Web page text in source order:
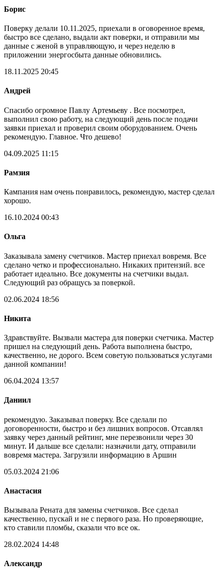
Борис
Поверку делали 10.11.2025, приехали в оговоренное время,
быстро все сделано, выдали акт поверки, и отправили мы
данные с женой в управляющую, и через неделю в
приложении энергосбыта данные обновились.
18.11.2025 20:45
Андрей
Спасибо огромное Павлу Артемьеву . Все посмотрел,
выполнил свою работу, на следующий день после подачи
заявки приехал и проверил своим оборудованием. Очень
рекомендую. Главное. Что дешево!
04.09.2025 11:15
Рамзия
Кампания нам очень понравилось, рекомендую, мастер сделал
хорошо.
16.10.2024 00:43
Ольга
Заказывала замену счетчиков. Мастер приехал вовремя. Все
сделано четко и профессионально. Никаких притензий. все
работает идеально. Все документы на счетчики выдал.
Следующий раз обращусь за поверкой.
02.06.2024 18:56
Никита
Здравствуйте. Вызвали мастера для поверки счетчика. Мастер
пришел на следующий день. Работа выполнена быстро,
качественно, не дорого. Всем советую пользоваться услугами
данной компании!
06.04.2024 13:57
Даниил
рекомендую. Заказывал поверку. Все сделали по
договоренности, быстро и без лишних вопросов. Отсавлял
заявку через данный рейтинг, мне перезвонили через 30
минут. И дальше все сделали: назначили дату, отправили
вовремя мастера. Загрузили информацию в Аршин
05.03.2024 21:06
Анастасия
Вызывала Рената для замены счетчиков. Все сделал
качественно, пускай и не с первого раза. Но проверяющие,
кто ставили пломбы, сказали что все ок.
28.02.2024 14:48
Александр